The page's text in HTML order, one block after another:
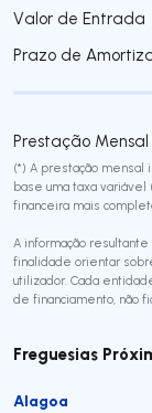
Valor de Entrada
Prazo de
Prestação Mensal
(*) A prestação mensal
base uma taxa variável
financeira mais
A informação
finalidade orientar
utilizador. Cada
de financiamento, não
Freguesias
Alagoa